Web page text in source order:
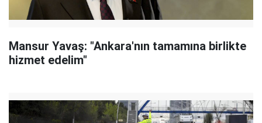
Mansur Yavaş: "Ankara'nın tamamına birlikte
hizmet edelim"